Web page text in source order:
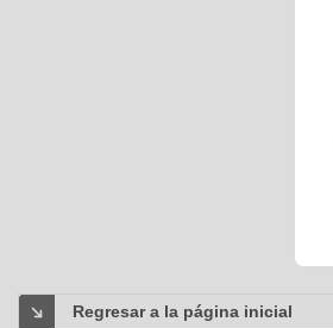
Regresar a la página inicial